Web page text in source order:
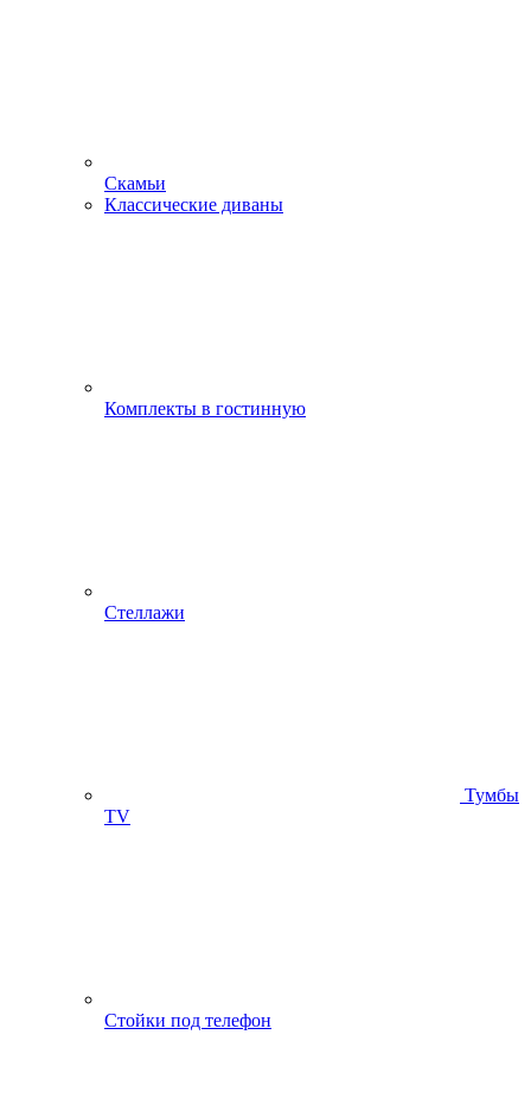
Скамьи
Классические диваны
Комплекты в гостинную
Стеллажи
Тумбы
ТV
Стойки под телефон